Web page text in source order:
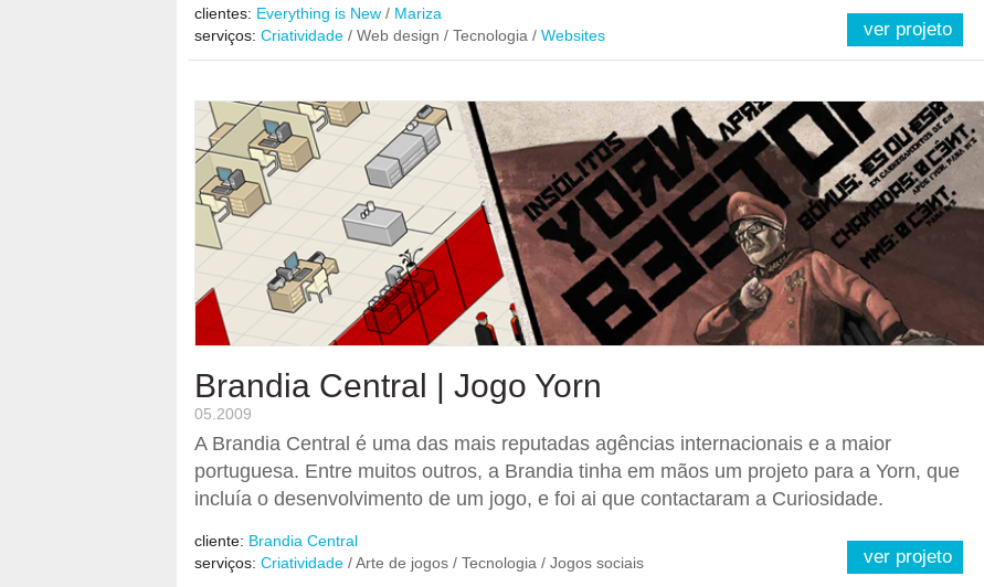
clientes: Everything is New / Mariza
serviços: Criatividade / Web design / Tecnologia / Websites ver projeto
Brandia Central | Jogo Yorn
05.2009
A Brandia Central é uma das mais reputadas agências internacionais e a maior
portuguesa. Entre muitos outros, a Brandia tinha em mãos um projeto para a Yorn, que
incluía o desenvolvimento de um jogo, e foi ai que contactaram a Curiosidade.
cliente: Brandia Central
serviços: Criatividade / Arte de jogos / Tecnologia / Jogos sociais ver projeto